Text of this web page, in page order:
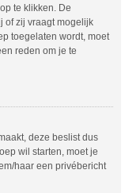
te klikken. De
of zij vraagt mogelijk
toegelaten wordt, moet
reden om je te
deze beslist dus
wil starten, moet je
haar een privébericht